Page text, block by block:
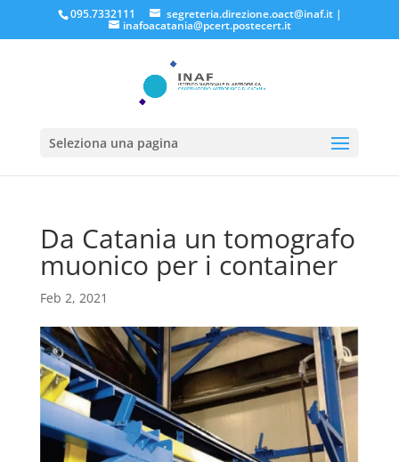
095.7332111 segreteria.direzione.oact@inaf.it|
inafoacatania@pcert.postecert.it
Seleziona una pagina
Da Catania un tomografo
muonico per i container
Feb 2, 2021